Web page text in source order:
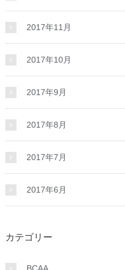
2017年11月
2017年10月
2017年9月
2017年8月
2017年7月
2017年6月
カテゴリー